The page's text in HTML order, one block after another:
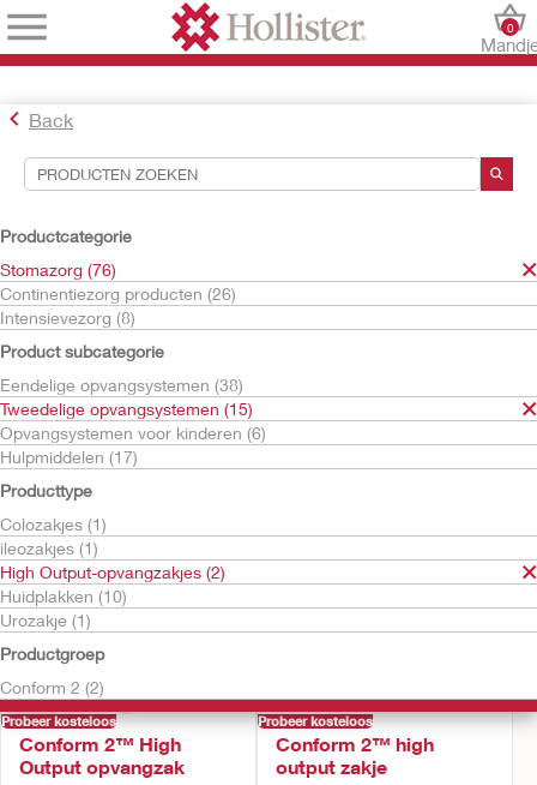
0
Back
Productcategorie
Stomazorg (76)
Continentiezorg producten (26)
Intensievezorg (8)
Product subcategorie
Eendelige opvangsystemen (38)
Tweedelige opvangsystemen (15)
Opvangsystemen voor kinderen (6)
Hulpmiddelen (17)
Producttype
Colozakjes (1)
ileozakjes (1)
High Output-opvangzakjes (2)
Huidplakken (10)
Urozakje (1)
Productgroep
Conform 2 (2)
Hulpmiddelen voor zoekopdrachten
Uw selecties:
Stomazorg
Tweedelige opvangsystemen
High Output-opvangzakjes
Uw selectie komt overeen met
Sorteren op:
Probeer kosteloos
Conform 2™ High
Output opvangzak
Probeer kosteloos
Conform 2™ high
output zakje